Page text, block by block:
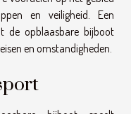
en veiligheid. Een
de opblaasbare bijboot
en omstandigheden.